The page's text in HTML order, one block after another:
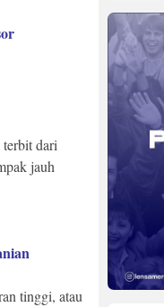
terbit dari
jauh
tinggi, atau